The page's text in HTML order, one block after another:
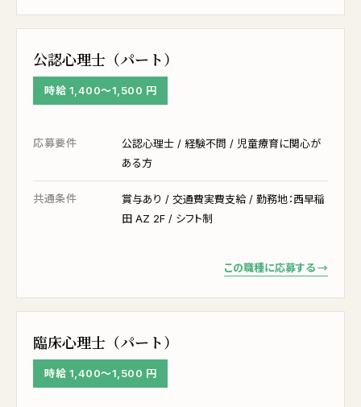
公認心理士（パート）
時給 1,400〜1,500 円
応募要件
公認心理士 / 経験不問 / 児童療育に関心が
ある方
共通条件
賞与あり / 交通費実費支給 / 勤務地：西早稲
田 AZ 2F / シフト制
この職種に応募する →
臨床心理士（パート）
時給 1,400〜1,500 円